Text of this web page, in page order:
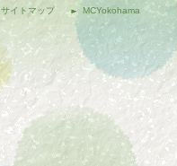
サイトマップ MCYokohama